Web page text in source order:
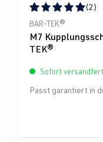
Durchschnittliche
(2)
BAR-TEK®
M7
TEK®
Sofort
Passt garantiert in